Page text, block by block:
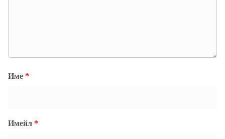
Име *
Имейл *